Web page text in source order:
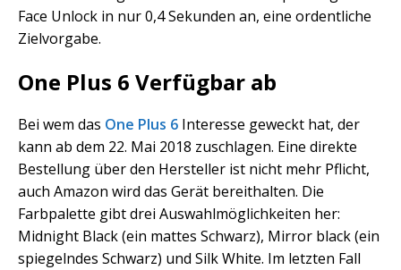
Face Unlock in nur 0,4 Sekunden an, eine ordentliche
Zielvorgabe.
One Plus 6 Verfügbar ab
Bei wem das One Plus 6 Interesse geweckt hat, der
kann ab dem 22. Mai 2018 zuschlagen. Eine direkte
Bestellung über den Hersteller ist nicht mehr Pflicht,
auch Amazon wird das Gerät bereithalten. Die
Farbpalette gibt drei Auswahlmöglichkeiten her:
Midnight Black (ein mattes Schwarz), Mirror black (ein
spiegelndes Schwarz) und Silk White. Im letzten Fall